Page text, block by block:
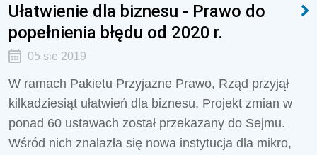
Ułatwienie dla biznesu - Prawo do
popełnienia błędu od 2020 r.
05 sie 2019
W ramach Pakietu Przyjazne Prawo, Rząd przyjął
kilkadziesiąt ułatwień dla biznesu. Projekt zmian w
ponad 60 ustawach został przekazany do Sejmu.
Wśród nich znalazła się nowa instytucja dla mikro,